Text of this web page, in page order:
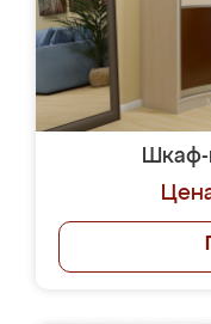
Шкаф-